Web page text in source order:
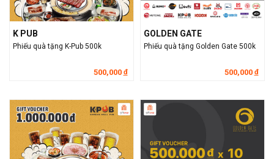
K PUB
Phiếu quà tặng K-Pub 500k
500,000 đ
GOLDEN GATE
Phiếu quà tặng Golden Gate 500k
500,000 đ